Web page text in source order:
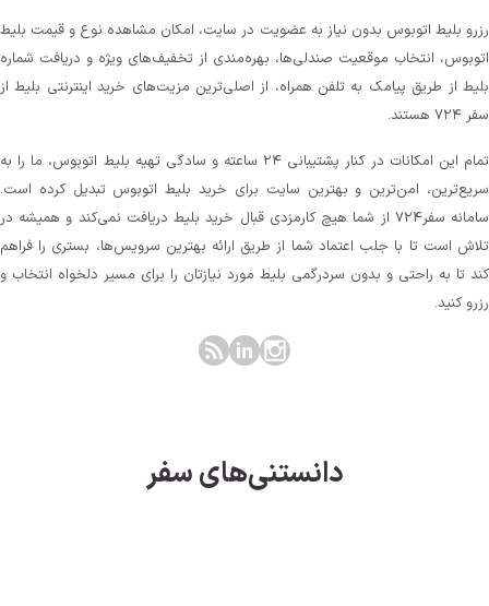
بلیط اتوبوس بدون نیاز به عضویت در سایت، امکان مشاهده نوع و قیمت بلیط
انتخاب موقعیت صندلی‌ها، بهره‌مندی از تخفیف‌های ویژه و دریافت شماره‌
از طریق پیامک به تلفن همراه، از اصلی‌ترین مزیت‌های خرید اینترنتی بلیط از
هستند.
تمام این امکانات در کنار پشتیبانی‌ ۲۴ ساعته و سادگی تهیه بلیط اتوبوس، ما را به
امن‌ترین و بهترین سایت برای خرید بلیط اتوبوس تبدیل کرده است.
سامانه سفر۷۲۴ از شما هیچ کارمزدی قبال خرید بلیط دریافت نمی‌کند و همیشه در
است تا با جلب اعتماد شما از طریق ارائه بهترین سرویس‌ها، بستری را فراهم
تا به راحتی و بدون سردرگمی بلیط مورد نیازتان را برای مسیر دلخواه انتخاب و
کنید.
دانستنی‌های سفر